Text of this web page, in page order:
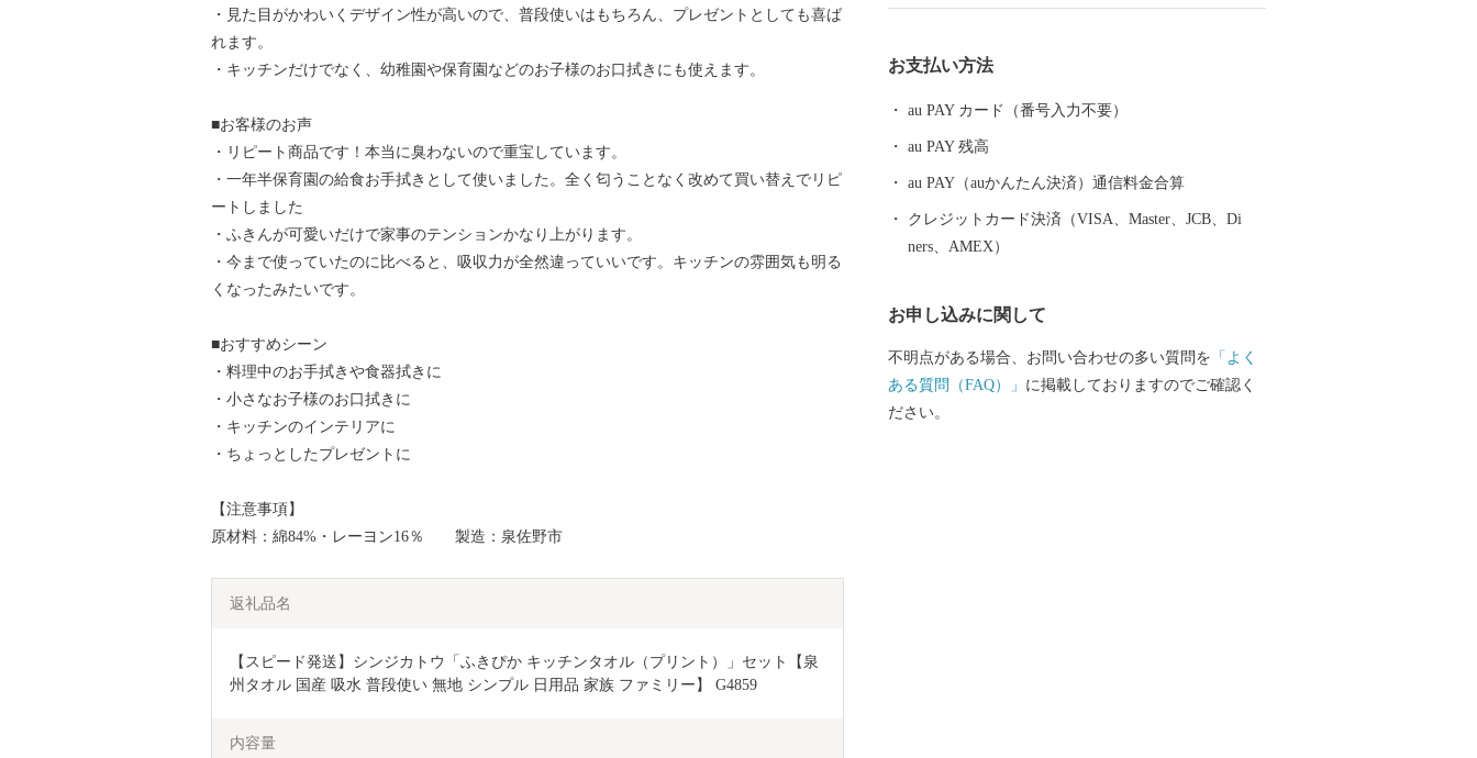
・見た目がかわいくデザイン性が高いので、普段使いはもちろん、プレゼントとしても喜ば
れます。
・キッチンだけでなく、幼稚園や保育園などのお子様のお口拭きにも使えます。
■お客様のお声
・リピート商品です！本当に臭わないので重宝しています。
・一年半保育園の給食お手拭きとして使いました。全く匂うことなく改めて買い替えでリピ
ートしました
・ふきんが可愛いだけで家事のテンションかなり上がります。
・今まで使っていたのに比べると、吸収力が全然違っていいです。キッチンの雰囲気も明る
くなったみたいです。
■おすすめシーン
・料理中のお手拭きや食器拭きに
・小さなお子様のお口拭きに
・キッチンのインテリアに
・ちょっとしたプレゼントに
【注意事項】
原材料：綿84%・レーヨン16％ 製造：泉佐野市
返礼品名
【スピード発送】シンジカトウ「ふきぴか キッチンタオル（プリント）」セット【泉
州タオル 国産 吸水 普段使い 無地 シンプル 日用品 家族 ファミリー】 G4859
内容量
よばれるようになったといわれています。 昭和23年4
月1日、佐野町の市制施行により泉佐野市（いずみさの
村、上之郷村、大土村の5カ村が合併し、現在の市域が
形成されています。 平成6年9月に開港した関空による
インパクトを最大限に活用し、世界と日本を結ぶ玄関
お支払い方法
au PAY カード（番号入力不要）
au PAY 残高
au PAY（auかんたん決済）通信料金合算
クレジットカード決済（VISA、Master、JCB、Di
ners、AMEX）
お申し込みに関して
不明点がある場合、お問い合わせの多い質問を 「よく
ある質問（FAQ）」 に掲載しておりますのでご確認く
ださい。